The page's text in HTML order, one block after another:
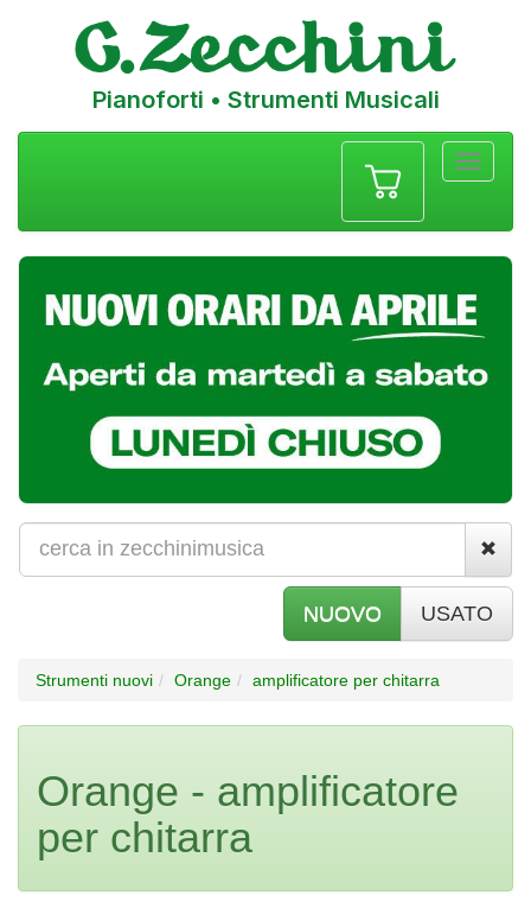
Pianoforti • Strumenti Musicali
NUOVO USATO
Strumenti nuovi Orange amplificatore per chitarra
Orange - amplificatore
per chitarra